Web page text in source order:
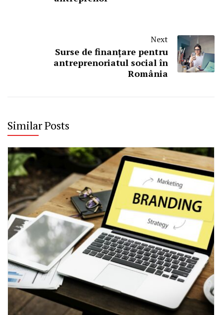
Next
Surse de finanțare pentru
antreprenoriatul social în
România
Similar Posts